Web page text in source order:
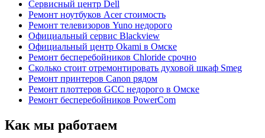
Сервисный центр Dell
Ремонт ноутбуков Acer стоимость
Ремонт телевизоров Yuno недорого
Официальный сервис Blackview
Официальный центр Okami в Омске
Ремонт бесперебойников Chloride срочно
Сколько стоит отремонтировать духовой шкаф Smeg
Ремонт принтеров Canon рядом
Ремонт плоттеров GCC недорого в Омске
Ремонт бесперебойников PowerCom
Как мы работаем